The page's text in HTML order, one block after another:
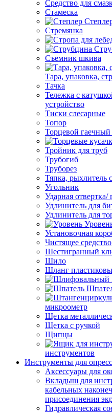
Средство для
Стамеска
Стремянка
Съемник шкива
Тара, упаковка,
Тачка
Тележка с
устройство
Тиски слесарные
Топор
Торцевой
Тройник для труб
Трубогиб
Труборез
Тяпка, рыхлитель
Угольник
Ударная отвертка/
Удлинитель для
Удлинитель для
Установочная
Чистящее средство
Шестигранный
Шило
Шланг
микроометр
Щетка
Щетка с ручкой
Щипцы
инструментов
Инструменты для
Аксессуары для
Вкладыш для
кабельных
присоединения
Гидравлическая